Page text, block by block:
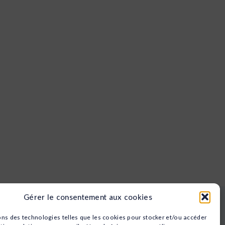
Gérer le consentement aux cookies
des technologies telles que les cookies pour stocker et/ou accéder
Animation